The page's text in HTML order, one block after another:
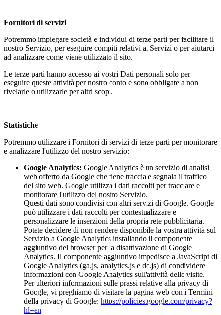
Fornitori di servizi
Potremmo impiegare società e individui di terze parti per facilitare il
nostro Servizio, per eseguire compiti relativi ai Servizi o per aiutarci
ad analizzare come viene utilizzato il sito.
Le terze parti hanno accesso ai vostri Dati personali solo per
eseguire queste attività per nostro conto e sono obbligate a non
rivelarle o utilizzarle per altri scopi.
Statistiche
Potremmo utilizzare i Fornitori di servizi di terze parti per monitorare
e analizzare l'utilizzo del nostro servizio:
Google Analytics: Google Analytics è un servizio di analisi
web offerto da Google che tiene traccia e segnala il traffico
del sito web. Google utilizza i dati raccolti per tracciare e
monitorare l'utilizzo del nostro Servizio.
Questi dati sono condivisi con altri servizi di Google. Google
può utilizzare i dati raccolti per contestualizzare e
personalizzare le inserzioni della propria rete pubblicitaria.
Potete decidere di non rendere disponibile la vostra attività sul
Servizio a Google Analytics installando il componente
aggiuntivo del browser per la disattivazione di Google
Analytics. Il componente aggiuntivo impedisce a JavaScript di
Google Analytics (ga.js, analytics.js e dc.js) di condividere
informazioni con Google Analytics sull'attività delle visite.
Per ulteriori informazioni sulle prassi relative alla privacy di
Google, vi preghiamo di visitare la pagina web con i Termini
della privacy di Google: https://policies.google.com/privacy?
hl=en